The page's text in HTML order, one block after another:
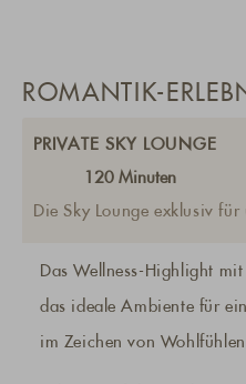
ROMANTIK-
PRIVATE SKY LOUNGE
120 Minuten
Die Sky Lounge exklusiv für
Das Wellness-Highlight
das ideale Ambiente für
im Zeichen von Wohlfühlen